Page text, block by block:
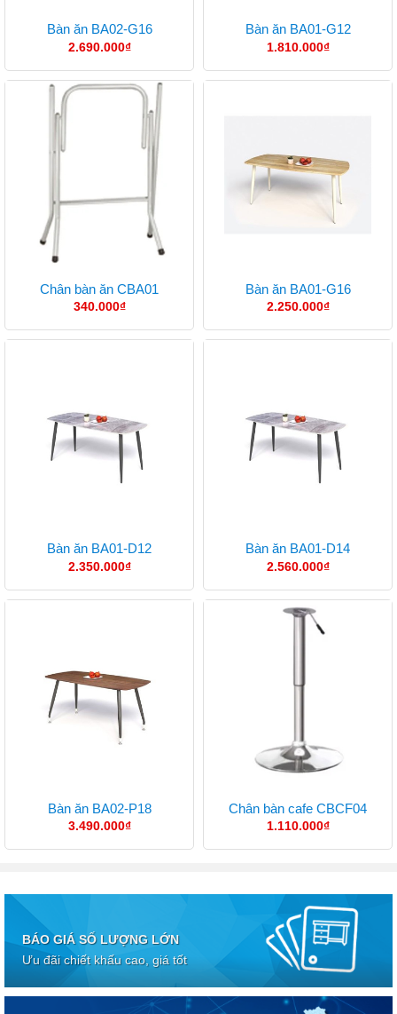
Bàn ăn BA02-G16
2.690.000₫
Bàn ăn BA01-G12
1.810.000₫
Chân bàn ăn CBA01
340.000₫
Bàn ăn BA01-G16
2.250.000₫
Bàn ăn BA01-D12
2.350.000₫
Bàn ăn BA01-D14
2.560.000₫
Bàn ăn BA02-P18
3.490.000₫
Chân bàn cafe CBCF04
1.110.000₫
BÁO GIÁ SỐ LƯỢNG LỚN
Ưu đãi chiết khấu cao, giá tốt